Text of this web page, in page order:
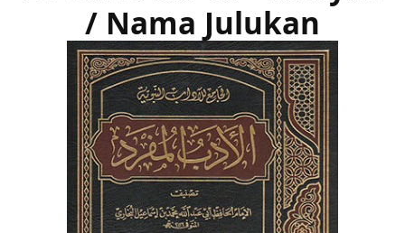
/ Nama Julukan